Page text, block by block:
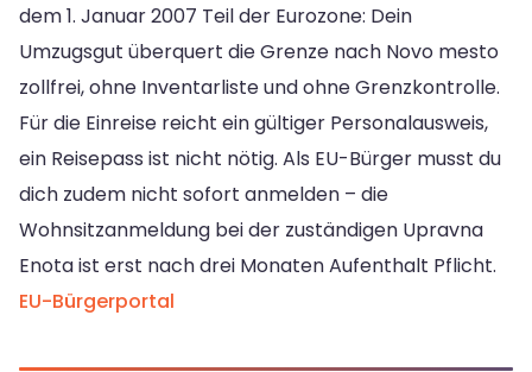
dem 1. Januar 2007 Teil der Eurozone: Dein
Umzugsgut überquert die Grenze nach Novo mesto
zollfrei, ohne Inventarliste und ohne Grenzkontrolle.
Für die Einreise reicht ein gültiger Personalausweis,
ein Reisepass ist nicht nötig. Als EU-Bürger musst du
dich zudem nicht sofort anmelden – die
Wohnsitzanmeldung bei der zuständigen Upravna
Enota ist erst nach drei Monaten Aufenthalt Pflicht.
EU-Bürgerportal